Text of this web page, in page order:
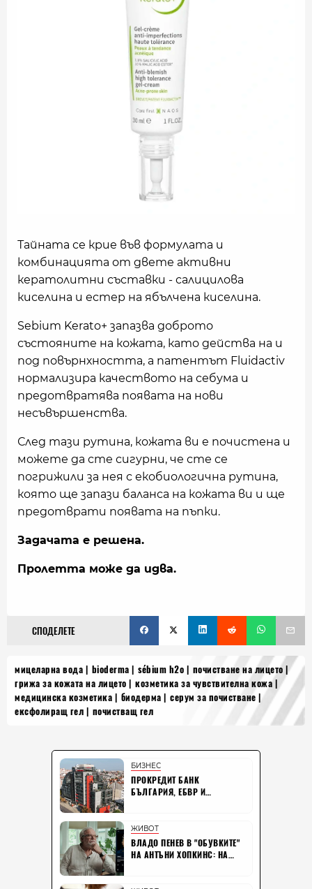
Тайната се крие във формулата и
комбинацията от двете активни
кератолитни съставки - салицилова
киселина и естер на ябълчена киселина.
Sebium Kerato+ запазва доброто
състояните на кожата, като действа на и
под повърнхността, а патентът Fluidactiv
нормализира качеството на себума и
предотвратява появата на нови
несъвършенства.
След тази рутина, кожата ви е почистена и
можете да сте сигурни, че сте се
погрижили за нея с екобиологична рутина,
която ще запази баланса на кожата ви и ще
предотврати появата на пъпки.
Задачата е решена.
Пролетта може да идва.
СПОДЕЛЕТЕ
мицеларна вода bioderma sébium h2o
почистване на лицето
грижа за кожата на лицето
козметика за чувствителна кожа
медицинска козметика
биодерма
серум за почистване
ексфолиращ гел
почистващ гел